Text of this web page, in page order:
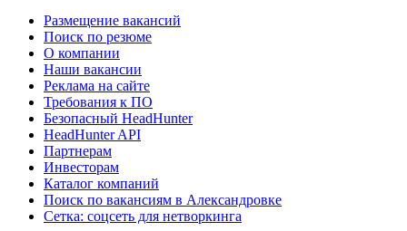
Размещение вакансий
Поиск по резюме
О компании
Наши вакансии
Реклама на сайте
Требования к ПО
Безопасный HeadHunter
HeadHunter API
Партнерам
Инвесторам
Каталог компаний
Поиск по вакансиям в Александровке
Сетка: соцсеть для нетворкинга